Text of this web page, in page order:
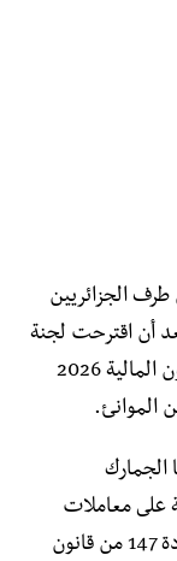
الجزائريين
أن اقترحت لجنة
المالية والميزانية تعديلا مهما على مشروع قانون المالية 2026
الموانئ.
الجمارك
على معاملات
المركبات، وهو الإجراء المنصوص عليه في المادة 147 من قانون